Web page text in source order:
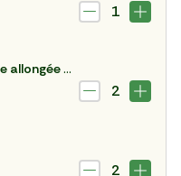
1
La Tomate cerise rouge allongée BIO
2
2